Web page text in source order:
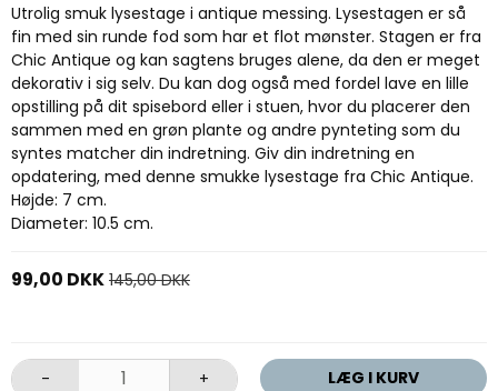
Utrolig smuk lysestage i antique messing. Lysestagen er så
fin med sin runde fod som har et flot mønster. Stagen er fra
Chic Antique og kan sagtens bruges alene, da den er meget
dekorativ i sig selv. Du kan dog også med fordel lave en lille
opstilling på dit spisebord eller i stuen, hvor du placerer den
sammen med en grøn plante og andre pynteting som du
syntes matcher din indretning. Giv din indretning en
opdatering, med denne smukke lysestage fra Chic Antique.
Højde: 7 cm.
Diameter: 10.5 cm.
99,00 DKK 145,00 DKK
- + LÆG I KURV